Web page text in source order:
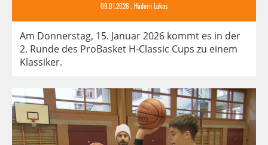
09.01.2026 , Hadorn Lukas
Am Donnerstag, 15. Januar 2026 kommt es in der
2. Runde des ProBasket H-Classic Cups zu einem
Klassiker.